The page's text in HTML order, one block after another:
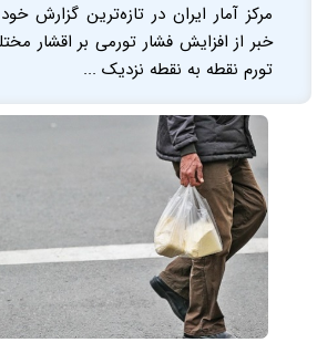
خبر از افزايش فشار تورمی بر اقشار
تورم نقطه به نقطه نزديک ...